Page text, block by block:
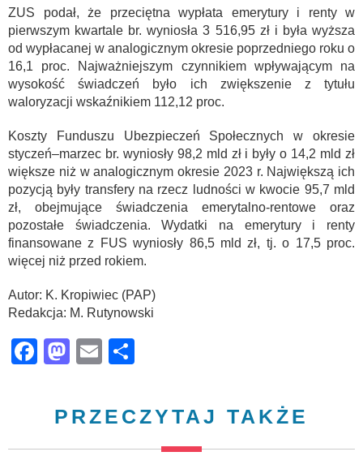
ZUS podał, że przeciętna wypłata emerytury i renty w
pierwszym kwartale br. wyniosła 3 516,95 zł i była wyższa
od wypłacanej w analogicznym okresie poprzedniego roku o
16,1 proc. Najważniejszym czynnikiem wpływającym na
wysokość świadczeń było ich zwiększenie z tytułu
waloryzacji wskaźnikiem 112,12 proc.
Koszty Funduszu Ubezpieczeń Społecznych w okresie
styczeń–marzec br. wyniosły 98,2 mld zł i były o 14,2 mld zł
większe niż w analogicznym okresie 2023 r. Największą ich
pozycją były transfery na rzecz ludności w kwocie 95,7 mld
zł, obejmujące świadczenia emerytalno-rentowe oraz
pozostałe świadczenia. Wydatki na emerytury i renty
finansowane z FUS wyniosły 86,5 mld zł, tj. o 17,5 proc.
więcej niż przed rokiem.
Autor: K. Kropiwiec (PAP)
Redakcja: M. Rutynowski
Facebook
Mastodon
Email
PRZECZYTAJ TAKŻE